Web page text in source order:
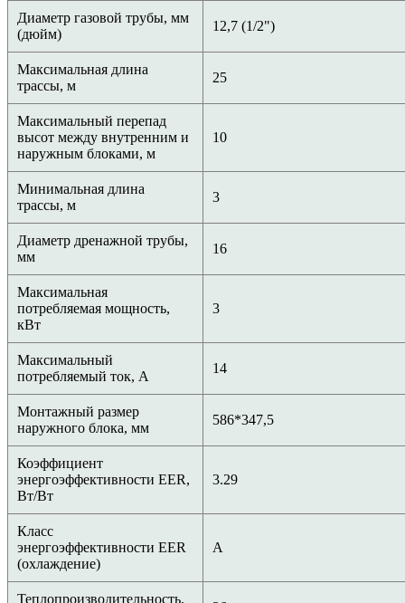
Диаметр газовой трубы, мм
(дюйм)
12,7 (1/2")
Максимальная длина
трассы, м
25
Максимальный перепад
высот между внутренним и
наружным блоками, м
10
Минимальная длина
трассы, м
3
Диаметр дренажной трубы,
мм
16
Максимальная
потребляемая мощность,
кВт
3
Максимальный
потребляемый ток, А
14
Монтажный размер
наружного блока, мм
586*347,5
Коэффициент
энергоэффективности EER,
Вт/Вт
3.29
Класс
энергоэффективности EER
(охлаждение)
A
Теплопроизводительность,